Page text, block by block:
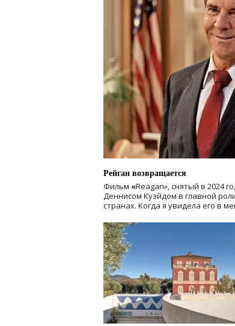
Рейган возвращается
Фильм «Reagan», снятый в 2024
Деннисом Куэйдом в главной
странах. Когда я увидела его в